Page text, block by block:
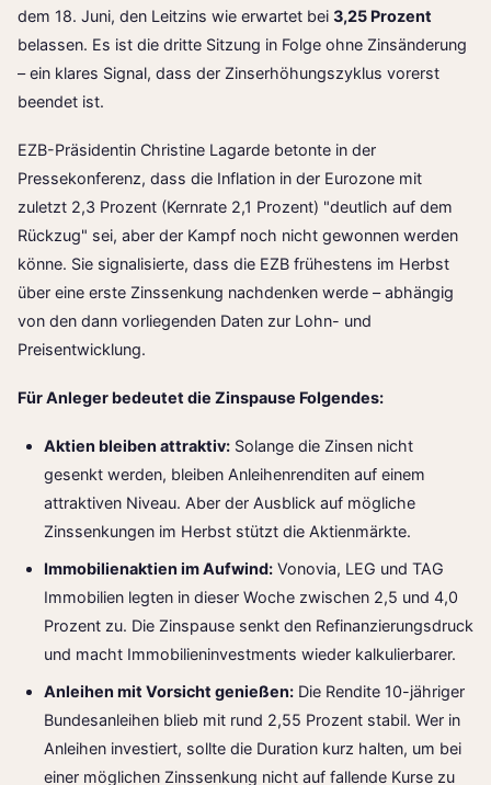
dem 18. Juni, den Leitzins wie erwartet bei 3,25 Prozent
belassen. Es ist die dritte Sitzung in Folge ohne Zinsänderung
– ein klares Signal, dass der Zinserhöhungszyklus vorerst
beendet ist.
EZB-Präsidentin Christine Lagarde betonte in der
Pressekonferenz, dass die Inflation in der Eurozone mit
zuletzt 2,3 Prozent (Kernrate 2,1 Prozent) "deutlich auf dem
Rückzug" sei, aber der Kampf noch nicht gewonnen werden
könne. Sie signalisierte, dass die EZB frühestens im Herbst
über eine erste Zinssenkung nachdenken werde – abhängig
von den dann vorliegenden Daten zur Lohn- und
Preisentwicklung.
Für Anleger bedeutet die Zinspause Folgendes:
Aktien bleiben attraktiv: Solange die Zinsen nicht
gesenkt werden, bleiben Anleihenrenditen auf einem
attraktiven Niveau. Aber der Ausblick auf mögliche
Zinssenkungen im Herbst stützt die Aktienmärkte.
Immobilienaktien im Aufwind: Vonovia, LEG und TAG
Immobilien legten in dieser Woche zwischen 2,5 und 4,0
Prozent zu. Die Zinspause senkt den Refinanzierungsdruck
und macht Immobilieninvestments wieder kalkulierbarer.
Anleihen mit Vorsicht genießen: Die Rendite 10-jähriger
Bundesanleihen blieb mit rund 2,55 Prozent stabil. Wer in
Anleihen investiert, sollte die Duration kurz halten, um bei
einer möglichen Zinssenkung nicht auf fallende Kurse zu